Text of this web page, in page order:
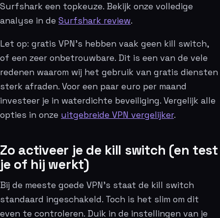
Surfshark een topkeuze. Bekijk onze volledige
analyse in de Surfshark review.
Let op: gratis VPN’s hebben vaak geen kill switch,
of een zeer onbetrouwbare. Dit is een van de vele
redenen waarom wij het gebruik van gratis diensten
sterk afraden. Voor een paar euro per maand
investeer je in waterdichte beveiliging. Vergelijk alle
opties in onze uitgebreide VPN vergelijker.
Zo activeer je de kill switch (en test
je of hij werkt)
Bij de meeste goede VPN’s staat de kill switch
standaard ingeschakeld. Toch is het slim om dit
even te controleren. Duik in de instellingen van je